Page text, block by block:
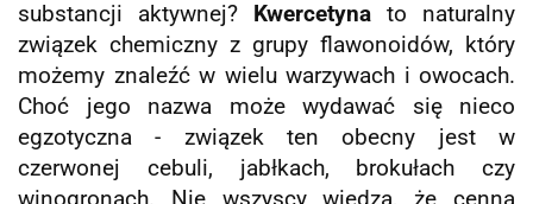
substancji aktywnej?
Kwercetyna to naturalny
związek chemiczny z grupy flawonoidów, który
możemy znaleźć w wielu warzywach i owocach.
Choć jego nazwa może wydawać się nieco
egzotyczna - związek ten obecny jest w
czerwonej cebuli, jabłkach, brokułach czy